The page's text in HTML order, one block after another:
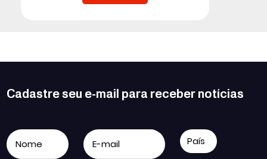
Cadastre seu e-mail para receber notícias